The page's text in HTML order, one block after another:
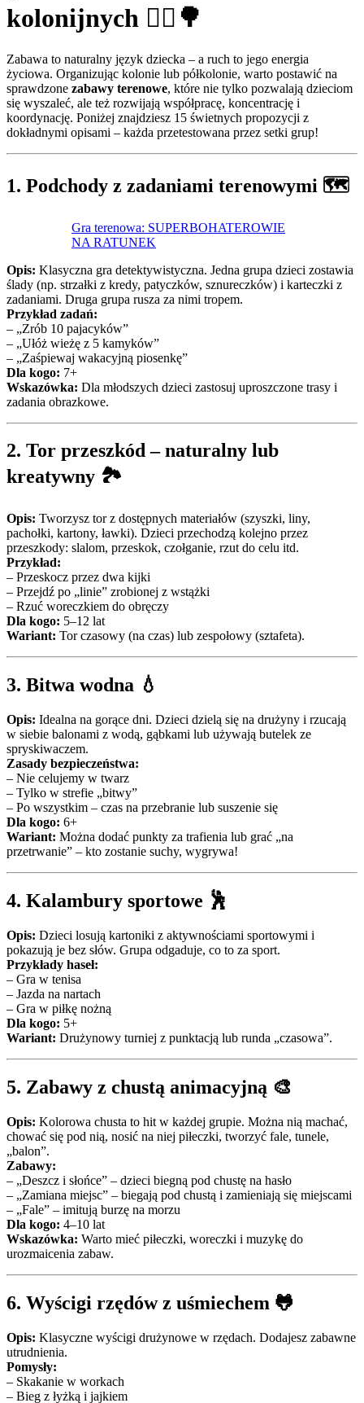
kolonijnych 🏃‍♂️🌳
Zabawa to naturalny język dziecka – a ruch to jego energia
życiowa. Organizując kolonie lub półkolonie, warto postawić na
sprawdzone zabawy terenowe, które nie tylko pozwalają dzieciom
się wyszaleć, ale też rozwijają współpracę, koncentrację i
koordynację. Poniżej znajdziesz 15 świetnych propozycji z
dokładnymi opisami – każda przetestowana przez setki grup!
1. Podchody z zadaniami terenowymi 🗺️
Gra terenowa: SUPERBOHATEROWIE
NA RATUNEK
Opis: Klasyczna gra detektywistyczna. Jedna grupa dzieci zostawia
ślady (np. strzałki z kredy, patyczków, sznureczków) i karteczki z
zadaniami. Druga grupa rusza za nimi tropem.
Przykład zadań:
– „Zrób 10 pajacyków”
– „Ułóż wieżę z 5 kamyków”
– „Zaśpiewaj wakacyjną piosenkę”
Dla kogo: 7+
Wskazówka: Dla młodszych dzieci zastosuj uproszczone trasy i
zadania obrazkowe.
2. Tor przeszkód – naturalny lub
kreatywny 🏞️
Opis: Tworzysz tor z dostępnych materiałów (szyszki, liny,
pachołki, kartony, ławki). Dzieci przechodzą kolejno przez
przeszkody: slalom, przeskok, czołganie, rzut do celu itd.
Przykład:
– Przeskocz przez dwa kijki
– Przejdź po „linie” zrobionej z wstążki
– Rzuć woreczkiem do obręczy
Dla kogo: 5–12 lat
Wariant: Tor czasowy (na czas) lub zespołowy (sztafeta).
3. Bitwa wodna 💧
Opis: Idealna na gorące dni. Dzieci dzielą się na drużyny i rzucają
w siebie balonami z wodą, gąbkami lub używają butelek ze
spryskiwaczem.
Zasady bezpieczeństwa:
– Nie celujemy w twarz
– Tylko w strefie „bitwy”
– Po wszystkim – czas na przebranie lub suszenie się
Dla kogo: 6+
Wariant: Można dodać punkty za trafienia lub grać „na
przetrwanie” – kto zostanie suchy, wygrywa!
4. Kalambury sportowe 🕺
Opis: Dzieci losują kartoniki z aktywnościami sportowymi i
pokazują je bez słów. Grupa odgaduje, co to za sport.
Przykłady haseł:
– Gra w tenisa
– Jazda na nartach
– Gra w piłkę nożną
Dla kogo: 5+
Wariant: Drużynowy turniej z punktacją lub runda „czasowa”.
5. Zabawy z chustą animacyjną 🎨
Opis: Kolorowa chusta to hit w każdej grupie. Można nią machać,
chować się pod nią, nosić na niej piłeczki, tworzyć fale, tunele,
„balon”.
Zabawy:
– „Deszcz i słońce” – dzieci biegną pod chustę na hasło
– „Zamiana miejsc” – biegają pod chustą i zamieniają się miejscami
– „Fale” – imitują burzę na morzu
Dla kogo: 4–10 lat
Wskazówka: Warto mieć piłeczki, woreczki i muzykę do
urozmaicenia zabaw.
6. Wyścigi rzędów z uśmiechem 🐸
Opis: Klasyczne wyścigi drużynowe w rzędach. Dodajesz zabawne
utrudnienia.
Pomysły:
– Skakanie w workach
– Bieg z łyżką i jajkiem